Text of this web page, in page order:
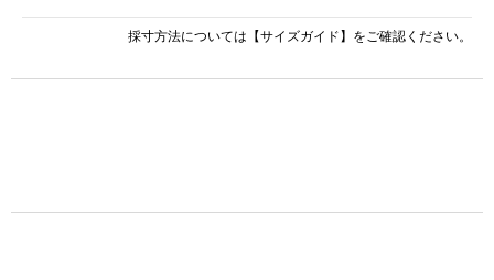
採寸方法については 【サイズガイド】 をご確認ください。